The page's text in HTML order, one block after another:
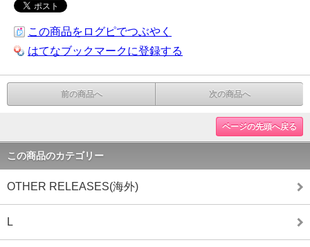
この商品をログピでつぶやく
はてなブックマークに登録する
前の商品へ 次の商品へ
ページの先頭へ戻る
この商品のカテゴリー
OTHER RELEASES(海外)
L